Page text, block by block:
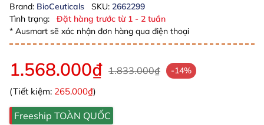
Brand: BioCeuticals SKU: 2662299
Tình trạng:
Đặt hàng trước từ 1 - 2 tuần
* Ausmart sẽ xác nhận đơn hàng qua điện thoại
1.568.000₫ 1.833.000₫ -14%
(Tiết kiệm: 265.000₫)
Freeship TOÀN QUỐC